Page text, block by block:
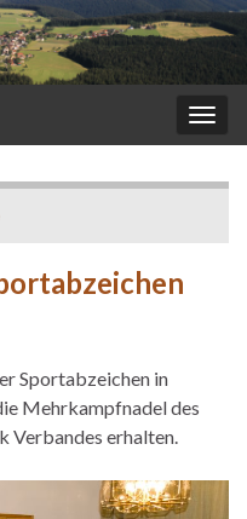
Sportabzeichen in
Mehrkampfnadel des
erhalten.